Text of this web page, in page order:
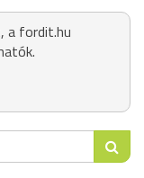
a fordit.hu